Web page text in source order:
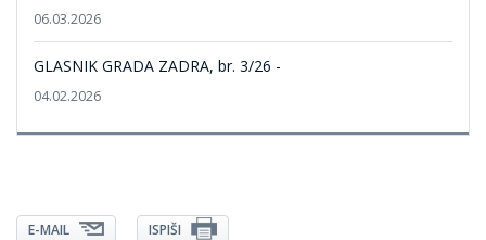
06.03.2026
GLASNIK GRADA ZADRA, br. 3/26 -
04.02.2026
E-MAIL ISPIŠI